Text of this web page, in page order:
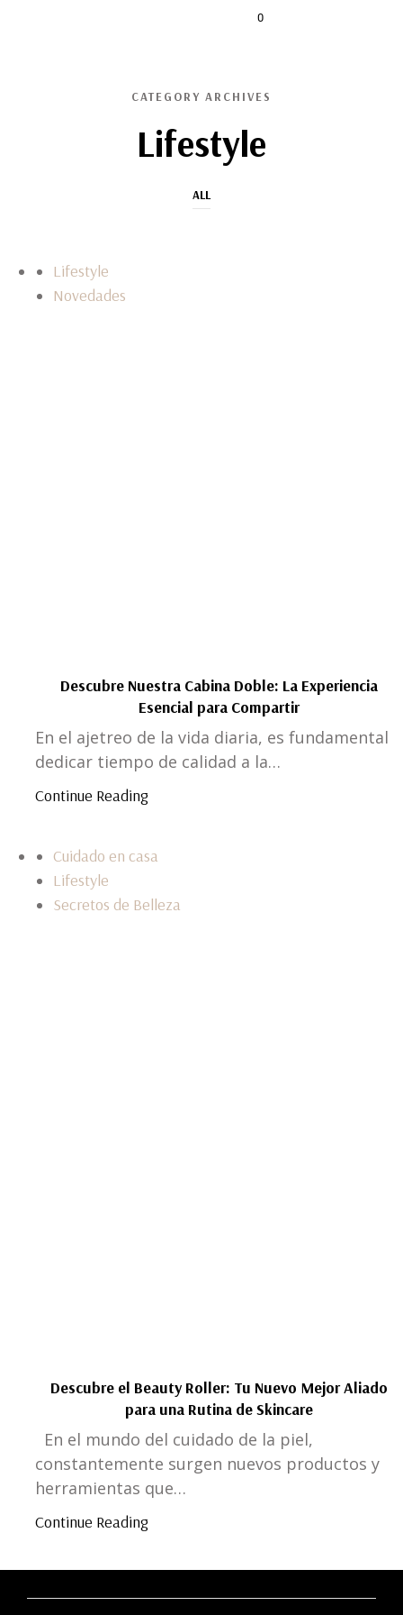
0
CATEGORY ARCHIVES
Lifestyle
ALL
Lifestyle
Novedades
Descubre Nuestra Cabina Doble: La Experiencia
Esencial para Compartir
En el ajetreo de la vida diaria, es fundamental
dedicar tiempo de calidad a la…
Continue Reading
Cuidado en casa
Lifestyle
Secretos de Belleza
Descubre el Beauty Roller: Tu Nuevo Mejor Aliado
para una Rutina de Skincare
En el mundo del cuidado de la piel,
constantemente surgen nuevos productos y
herramientas que…
Continue Reading